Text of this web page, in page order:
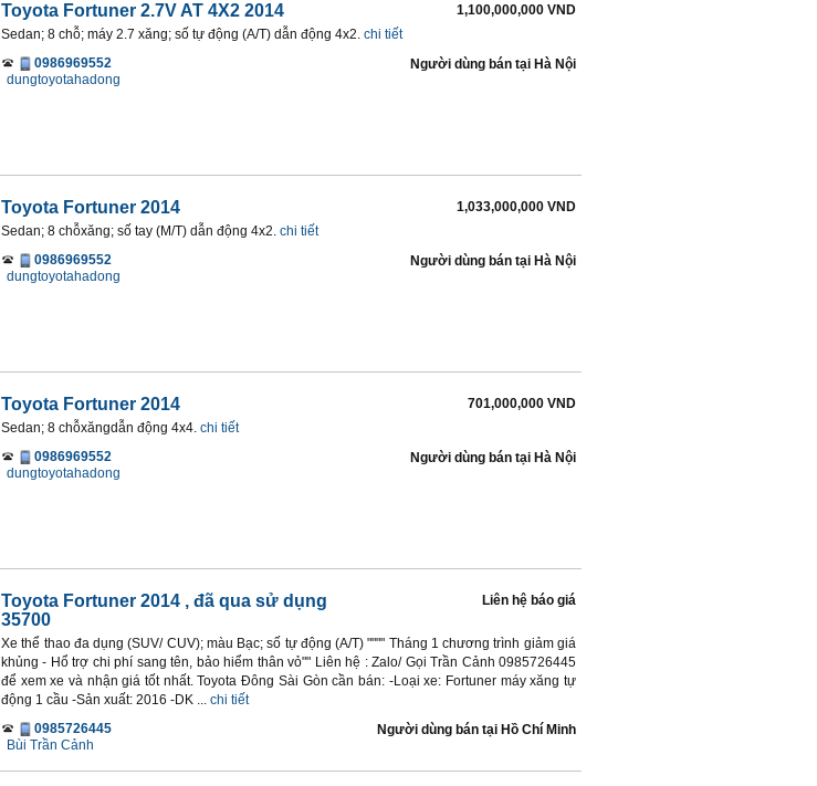
Toyota Fortuner 2.7V AT 4X2 2014
1,100,000,000 VND
Sedan; 8 chỗ; máy 2.7 xăng; số tự động (A/T) dẫn động 4x2. chi tiết
0986969552
dungtoyotahadong
Người dùng bán tại Hà Nội
Toyota Fortuner 2014
1,033,000,000 VND
Sedan; 8 chỗxăng; số tay (M/T) dẫn động 4x2. chi tiết
0986969552
dungtoyotahadong
Người dùng bán tại Hà Nội
Toyota Fortuner 2014
701,000,000 VND
Sedan; 8 chỗxăngdẫn động 4x4. chi tiết
0986969552
dungtoyotahadong
Người dùng bán tại Hà Nội
Toyota Fortuner 2014 , đã qua sử dụng
35700
Liên hệ báo giá
Xe thể thao đa dụng (SUV/ CUV); màu Bạc; số tự động (A/T) """" Tháng 1 chương trình giảm giá
khủng - Hổ trợ chi phí sang tên, bảo hiểm thân vỏ"" Liên hệ : Zalo/ Gọi Trần Cảnh 0985726445
để xem xe và nhận giá tốt nhất. Toyota Đông Sài Gòn cần bán: -Loại xe: Fortuner máy xăng tự
động 1 cầu -Sản xuất: 2016 -DK ... chi tiết
0985726445
Bùi Trần Cảnh
Người dùng bán tại Hồ Chí Minh